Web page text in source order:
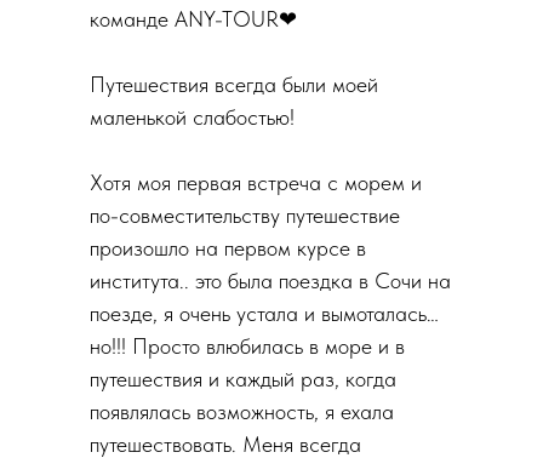
команде ANY-TOUR❤
Путешествия всегда были моей
маленькой слабостью!
Хотя моя первая встреча с морем и
по-совместительству путешествие
произошло на первом курсе в
института.. это была поездка в Сочи на
поезде, я очень устала и вымоталась…
но!!! Просто влюбилась в море и в
путешествия и каждый раз, когда
появлялась возможность, я ехала
путешествовать. Меня всегда